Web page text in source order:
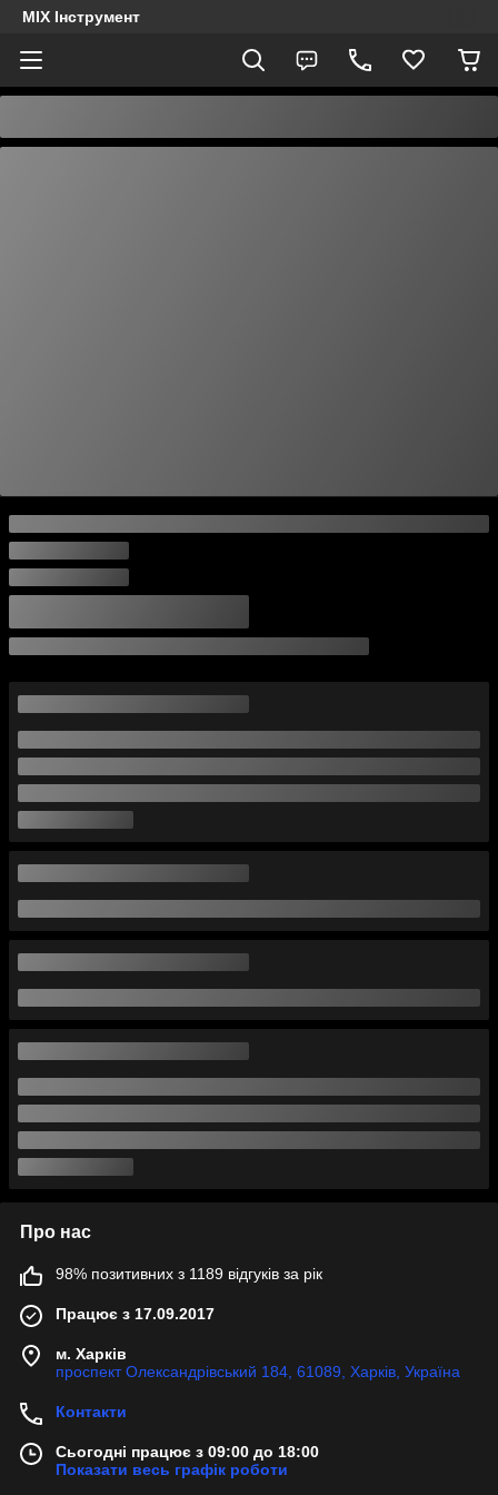
MIX Інструмент
Про нас
98% позитивних з 1189 відгуків за рік
Працює з 17.09.2017
м. Харків
проспект Олександрівський 184, 61089, Харків, Україна
Контакти
Сьогодні працює з 09:00 до 18:00
Показати весь графік роботи